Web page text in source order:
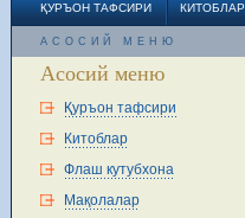
ҚУРЪОН ТАФСИРИ КИТОБЛАР
АСОСИЙ МЕНЮ
Асосий меню
Қуръон тафсири
Китоблар
Флаш кутубхона
Мақолалар